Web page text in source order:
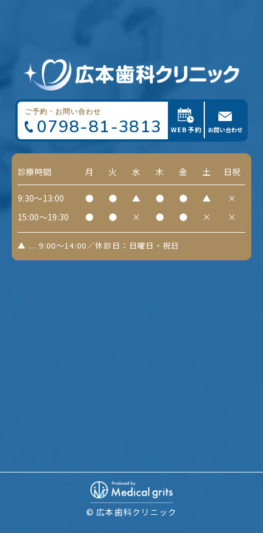
ご予約・お問い合わせ
0798-81-3813 WEB予約 お問い合わせ
診療時間 月 火 水 木 金 土 日祝
9:30～13:00 ● ● ▲ ● ● ▲
×
15:00～19:30
● ● × ● ● × ×
▲ ... 9:00～14:00／休診日：日曜日・祝日
© 広本歯科クリニック